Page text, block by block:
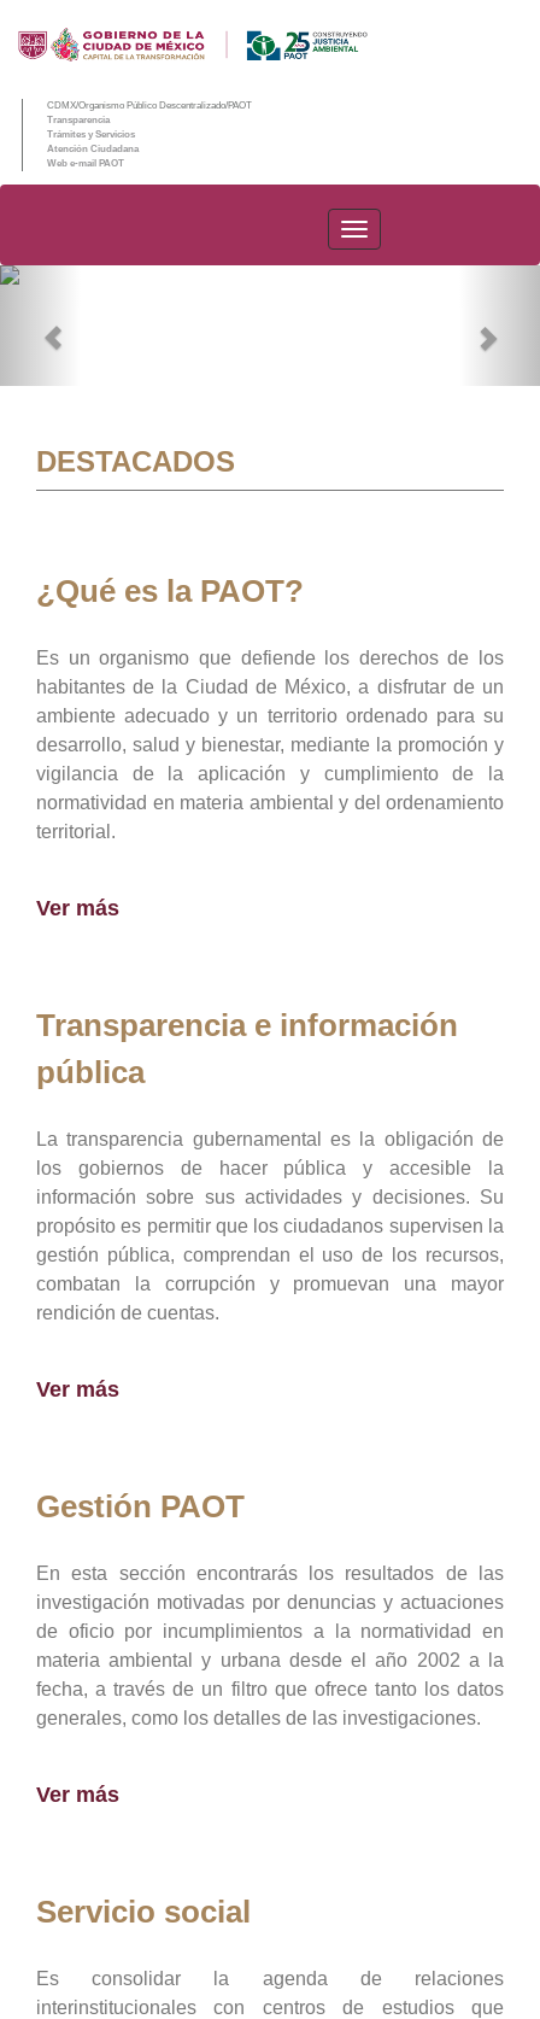
CDMX/Organismo Público Descentralizado/PAOT
Transparencia
Trámites y Servicios
Atención Ciudadana
Web e-mail PAOT
PAOT
DESTACADOS
¿Qué es la PAOT?
Es un organismo que defiende los derechos de los
habitantes de la Ciudad de México, a disfrutar de un
ambiente adecuado y un territorio ordenado para su
desarrollo, salud y bienestar, mediante la promoción y
vigilancia de la aplicación y cumplimiento de la
normatividad en materia ambiental y del ordenamiento
territorial.
Ver más
Transparencia e información
pública
La transparencia gubernamental es la obligación de
los gobiernos de hacer pública y accesible la
información sobre sus actividades y decisiones. Su
propósito es permitir que los ciudadanos supervisen la
gestión pública, comprendan el uso de los recursos,
combatan la corrupción y promuevan una mayor
rendición de cuentas.
Ver más
Gestión PAOT
En esta sección encontrarás los resultados de las
investigación motivadas por denuncias y actuaciones
de oficio por incumplimientos a la normatividad en
materia ambiental y urbana desde el año 2002 a la
fecha, a través de un filtro que ofrece tanto los datos
generales, como los detalles de las investigaciones.
Ver más
Servicio social
Es consolidar la agenda de relaciones
interinstitucionales con centros de estudios que